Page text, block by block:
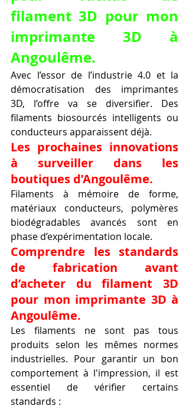
filament 3D pour mon
imprimante 3D à
Angoulême.
Avec l’essor de l’industrie 4.0 et la
démocratisation des imprimantes
3D, l’offre va se diversifier. Des
filaments biosourcés intelligents ou
conducteurs apparaissent déjà.
Les prochaines innovations
à surveiller dans les
boutiques d’Angoulême.
Filaments à mémoire de forme,
matériaux conducteurs, polymères
biodégradables avancés sont en
phase d’expérimentation locale.
Comprendre les standards
de fabrication avant
d’acheter du filament 3D
pour mon imprimante 3D à
Angoulême.
Les filaments ne sont pas tous
produits selon les mêmes normes
industrielles. Pour garantir un bon
comportement à l'impression, il est
essentiel de vérifier certains
standards :